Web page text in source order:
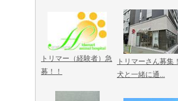
トリマー（経験者）急
募！！
トリマーさん募集
犬と一緒に通...